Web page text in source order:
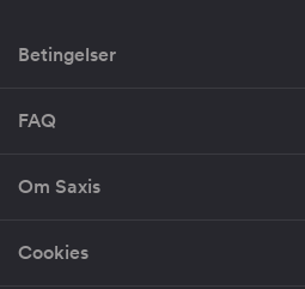
Betingelser
FAQ
Om Saxis
Cookies